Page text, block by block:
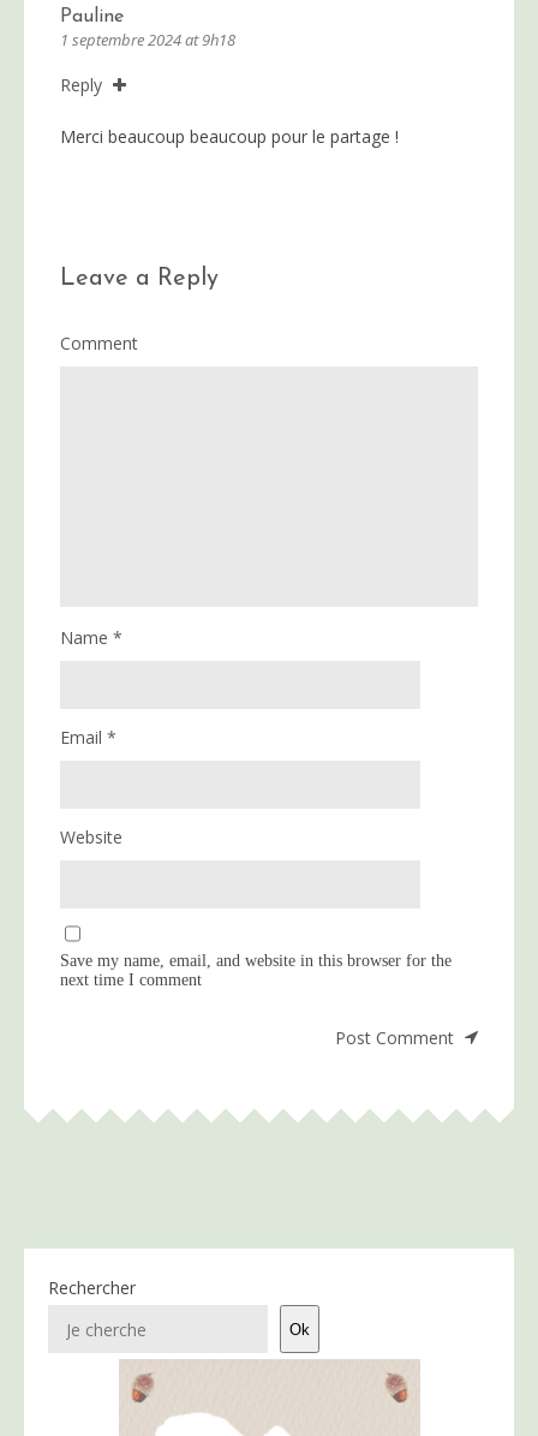
Pauline
1 septembre 2024 at 9h18
Reply
Merci beaucoup beaucoup pour le partage !
Leave a Reply
Comment
Name *
Email *
Website
Save my name, email, and website in this browser for the
next time I comment
Rechercher
Ok